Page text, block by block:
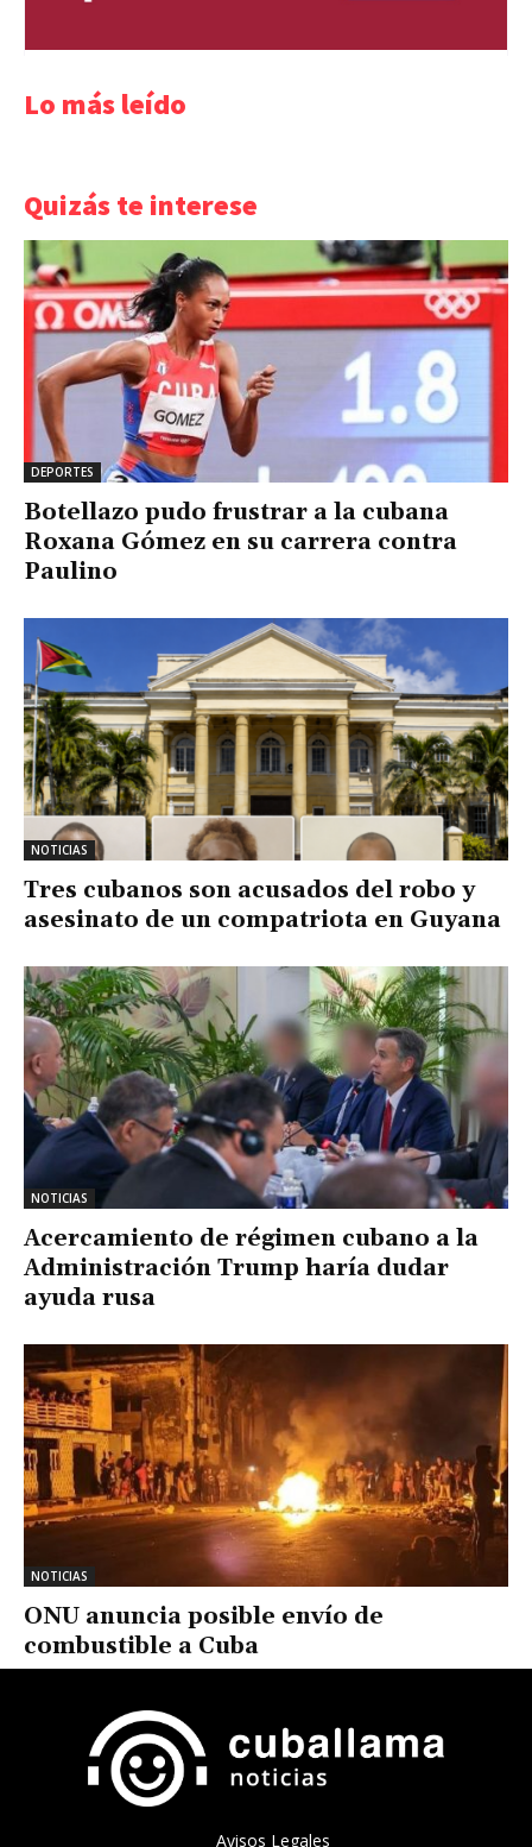
Lo más leído
Quizás te interese
DEPORTES
Botellazo pudo frustrar a la cubana
Roxana Gómez en su carrera contra
Paulino
NOTICIAS
Tres cubanos son acusados del robo y
asesinato de un compatriota en Guyana
NOTICIAS
Acercamiento de régimen cubano a la
Administración Trump haría dudar
ayuda rusa
NOTICIAS
ONU anuncia posible envío de
combustible a Cuba
Avisos Legales